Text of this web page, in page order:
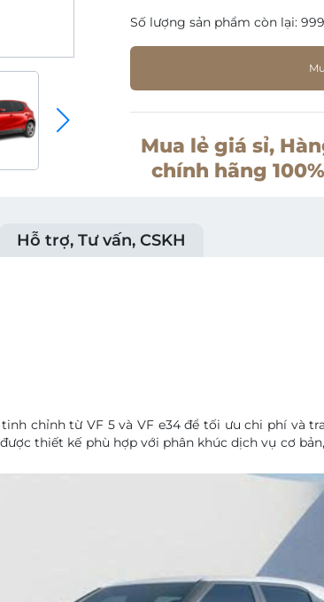
Số lượng sản phẩm còn lại:
Mua lẻ giá sỉ,
chính hãng 100%
Hỗ trợ, Tư vấn, CSKH
chỉnh từ VF 5 và VF e34 để tối ưu chi phí và
thiết kế phù hợp với phân khúc dịch vụ cơ